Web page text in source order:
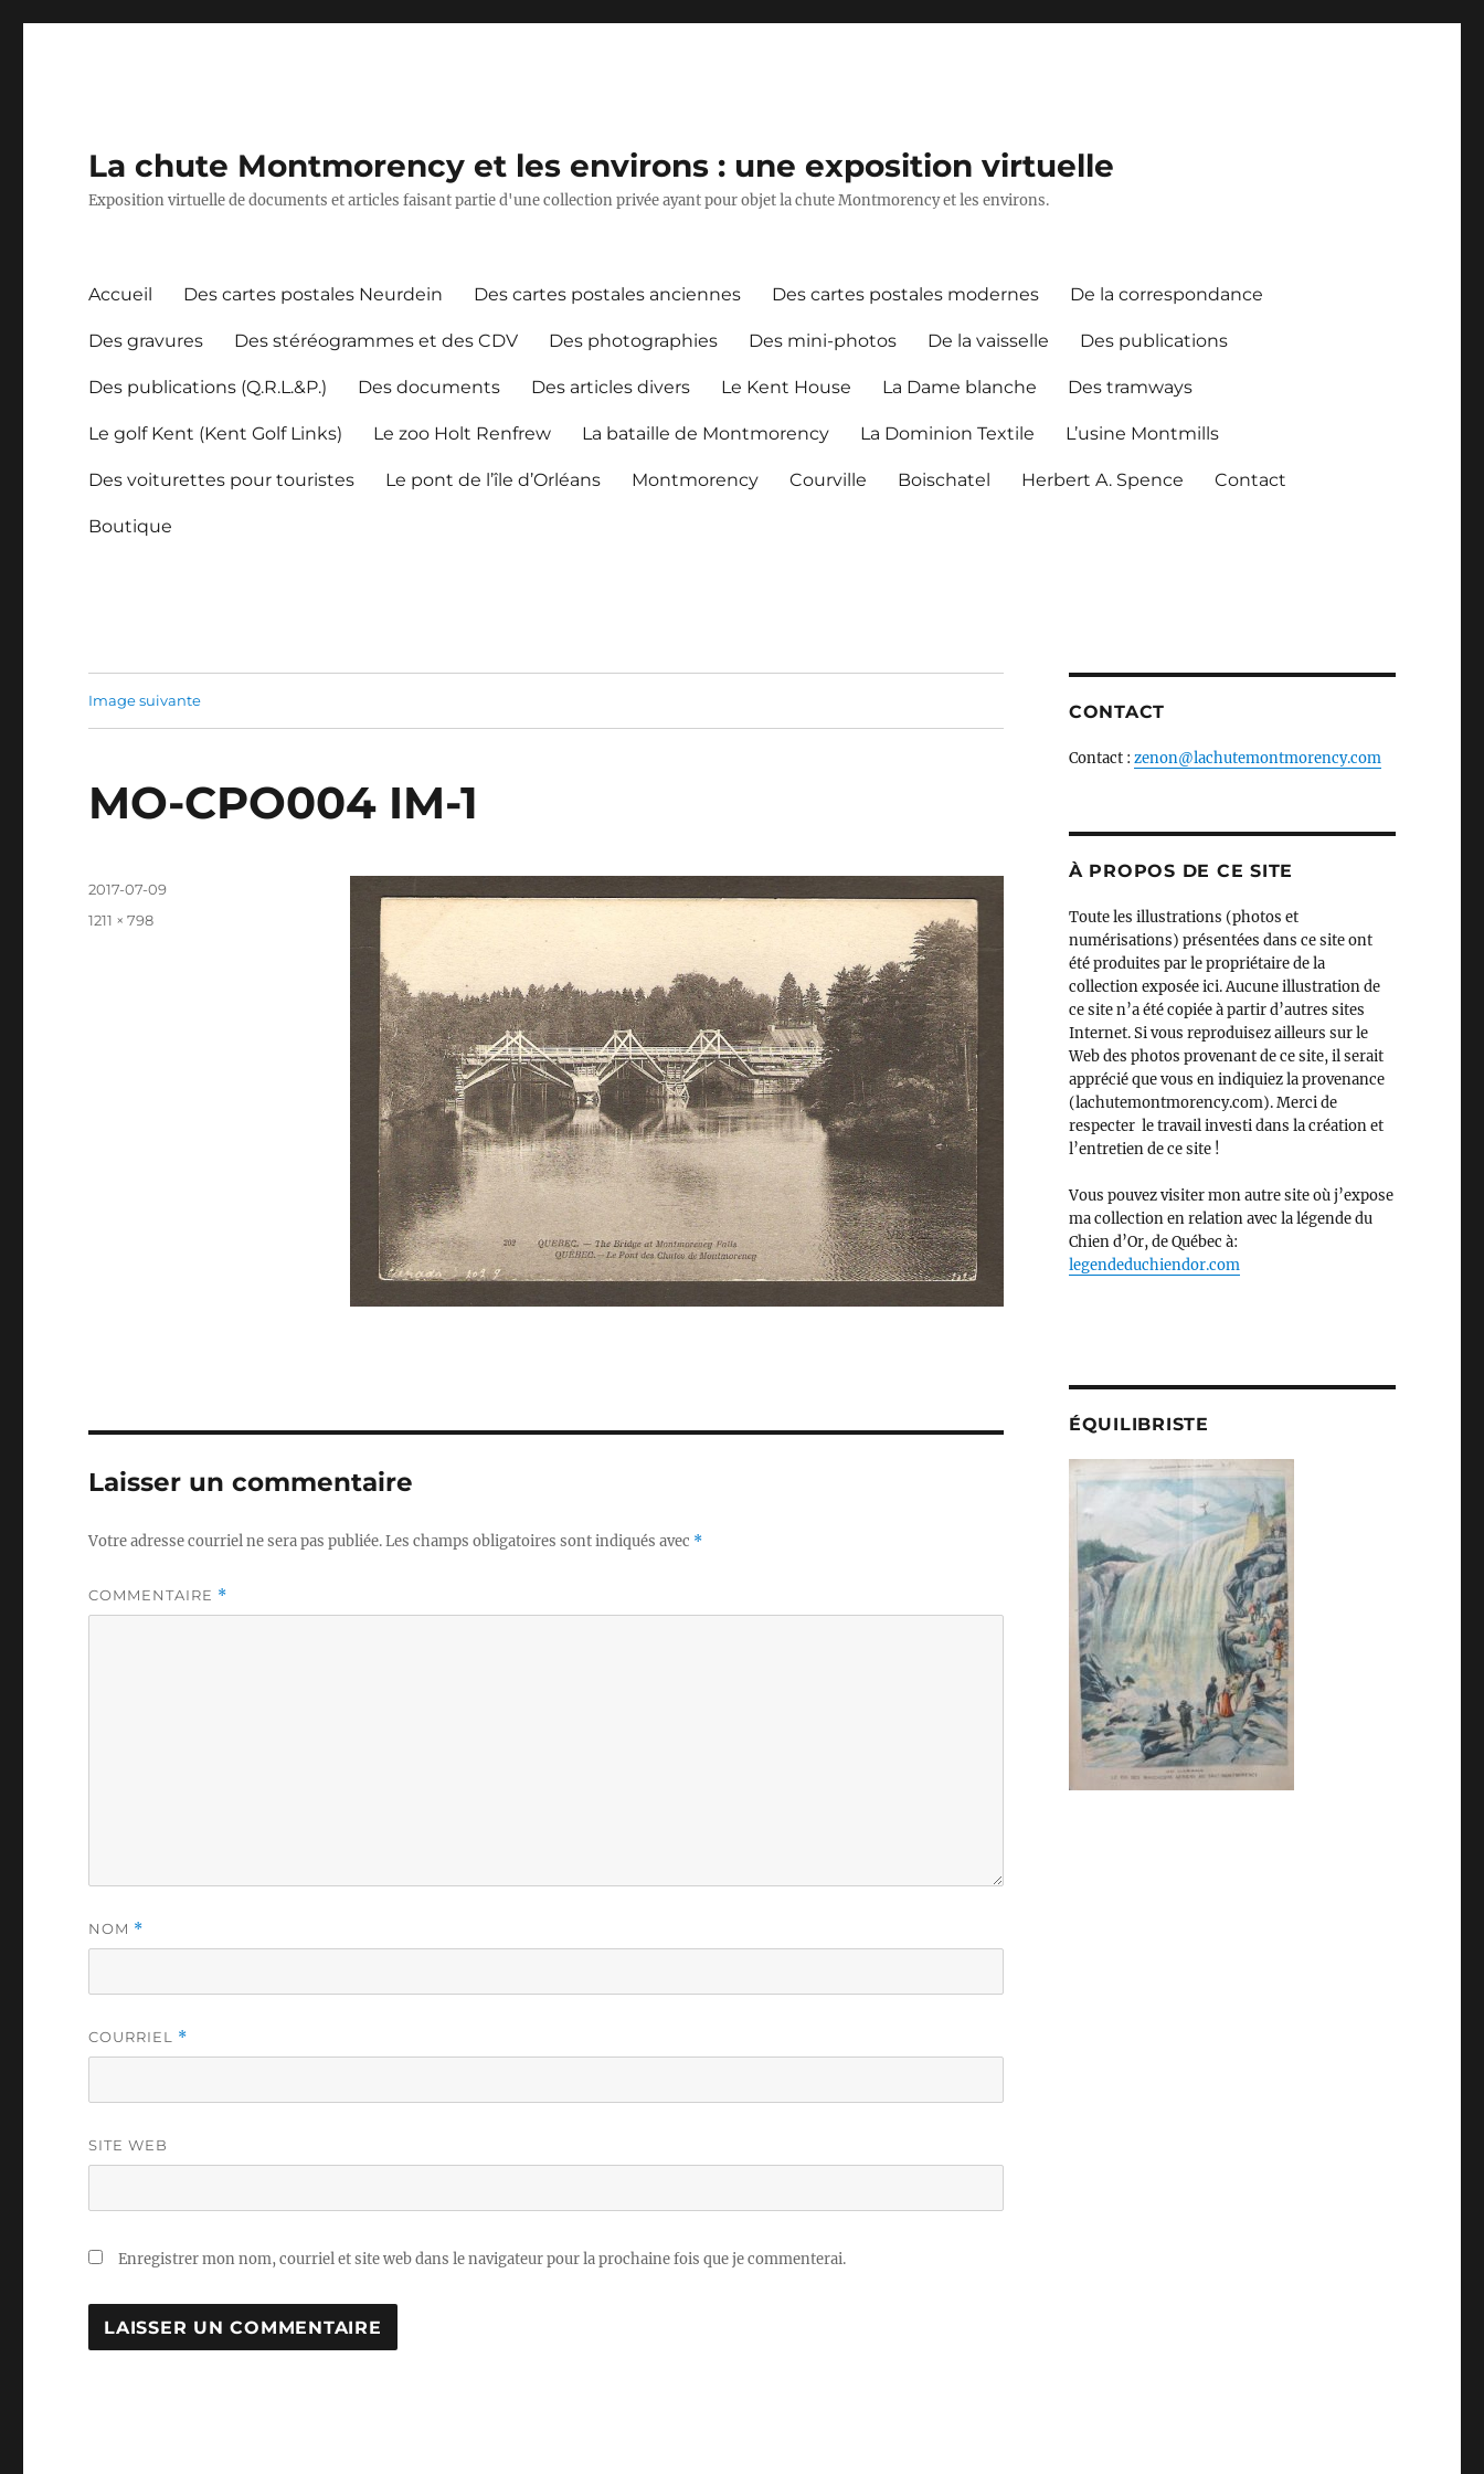
La chute Montmorency et les environs : une exposition virtuelle
Exposition virtuelle de documents et articles faisant partie d'une collection privée ayant pour objet la chute Montmorency et les environs.
Accueil Des cartes postales Neurdein Des cartes postales anciennes Des cartes postales modernes De la correspondance
Des gravures Des stéréogrammes et des CDV Des photographies Des mini-photos De la vaisselle Des publications
Des publications (Q.R.L.&P.) Des documents Des articles divers Le Kent House La Dame blanche Des tramways
Le golf Kent (Kent Golf Links) Le zoo Holt Renfrew La bataille de Montmorency La Dominion Textile L’usine Montmills
Des voiturettes pour touristes Le pont de l’île d’Orléans Montmorency Courville Boischatel Herbert A. Spence Contact
Boutique
Image suivante
MO-CPO004 IM-1
Publié
2017-07-09
Taille
1211 × 798
Laisser un commentaire
Votre adresse courriel ne sera pas publiée.Les champs obligatoires sont indiqués avec *
COMMENTAIRE *
NOM *
COURRIEL *
SITE WEB
Enregistrer mon nom, courriel et site web dans le navigateur pour la prochaine fois que je commenterai.
CONTACT
Contact : zenon@lachutemontmorency.com
À PROPOS DE CE SITE
Toute les illustrations (photos et
numérisations) présentées dans ce site ont
été produites par le propriétaire de la
collection exposée ici. Aucune illustration de
ce site n’a été copiée à partir d’autres sites
Internet. Si vous reproduisez ailleurs sur le
Web des photos provenant de ce site, il serait
apprécié que vous en indiquiez la provenance
(lachutemontmorency.com). Merci de
respecter le travail investi dans la création et
l’entretien de ce site !
Vous pouvez visiter mon autre site où j’expose
ma collection en relation avec la légende du
Chien d’Or, de Québec à:
legendeduchiendor.com
ÉQUILIBRISTE